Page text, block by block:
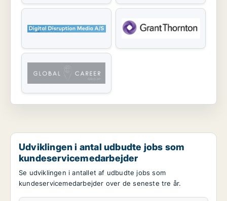
Udviklingen i antal udbudte jobs som
kundeservicemedarbejder
Se udviklingen i antallet af udbudte jobs som
kundeservicemedarbejder over de seneste tre år.